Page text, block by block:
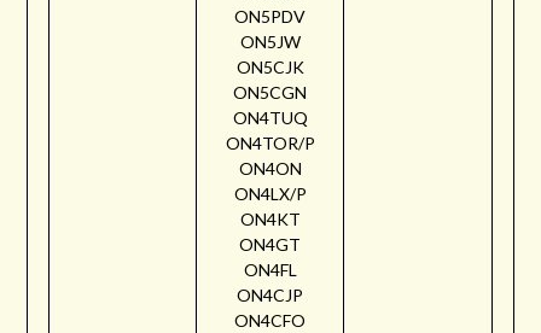
ON5PDV
ON5JW
ON5CJK
ON5CGN
ON4TUQ
ON4TOR/P
ON4ON
ON4LX/P
ON4KT
ON4GT
ON4FL
ON4CJP
ON4CFO